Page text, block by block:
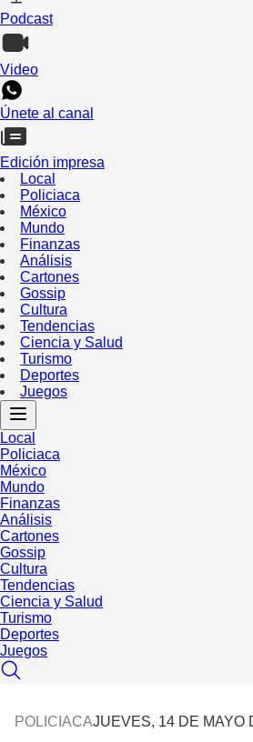
Podcast
Video
Únete al canal
Edición impresa
Local
Policiaca
México
Mundo
Finanzas
Análisis
Cartones
Gossip
Cultura
Tendencias
Ciencia y Salud
Turismo
Deportes
Juegos
Local
Policiaca
México
Mundo
Finanzas
Análisis
Cartones
Gossip
Cultura
Tendencias
Ciencia y Salud
Turismo
Deportes
Juegos
POLICIACAJUEVES, 14 DE MAYO